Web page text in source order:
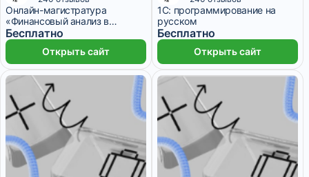
Онлайн-магистратура
«Финансовый анализ в
бизнесе»
Бесплатно
Открыть сайт
1С: программирование на
русском
Бесплатно
Открыть сайт